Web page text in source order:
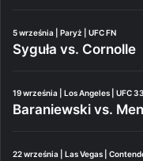
5 września | Paryż | UFC FN
Syguła vs. Cornolle
19 września | Los Angeles | UFC
Baraniewski vs.
22 września | Las Vegas |